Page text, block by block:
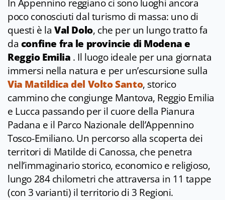
In Appennino reggiano ci sono luoghi ancora
poco conosciuti dal turismo di massa: uno di
questi è laVal Dolo, che per un lungo tratto fa
da confine fra le provincie di Modena e
Reggio Emilia . Il luogo ideale per una giornata
immersi nella natura e per un’escursione sulla
Via Matildica del Volto Santo, storico
cammino che congiunge Mantova, Reggio Emilia
e Lucca passando per il cuore della Pianura
Padana e il Parco Nazionale dell’Appennino
Tosco-Emiliano. Un percorso alla scoperta dei
territori di Matilde di Canossa, che penetra
nell’immaginario storico, economico e religioso,
lungo 284 chilometri che attraversa in 11 tappe
(con 3 varianti) il territorio di 3 Regioni.